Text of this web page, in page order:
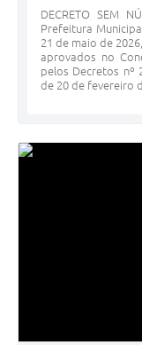
DECRETO SEM
Prefeitura
21 de maio de
aprovados no
pelos Decretos nº
de 20 de fevereiro